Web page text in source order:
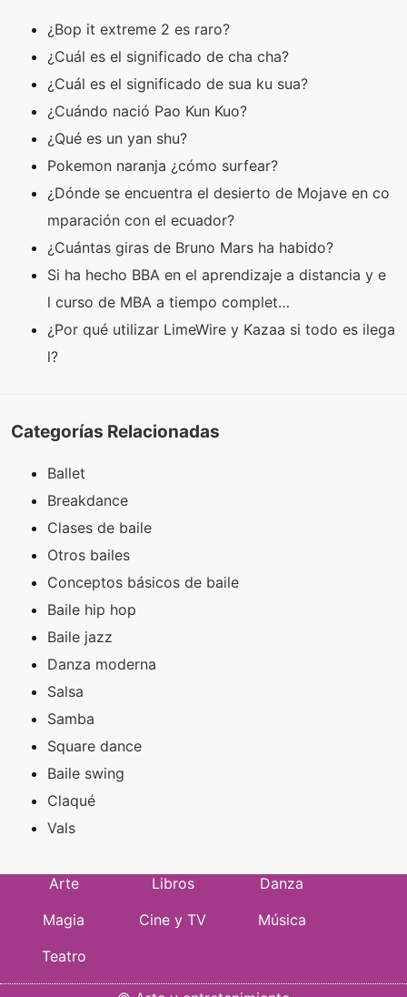
¿Bop it extreme 2 es raro?
¿Cuál es el significado de cha cha?
¿Cuál es el significado de sua ku sua?
¿Cuándo nació Pao Kun Kuo?
¿Qué es un yan shu?
Pokemon naranja ¿cómo surfear?
¿Dónde se encuentra el desierto de Mojave en co
mparación con el ecuador?
¿Cuántas giras de Bruno Mars ha habido?
Si ha hecho BBA en el aprendizaje a distancia y e
l curso de MBA a tiempo complet…
¿Por qué utilizar LimeWire y Kazaa si todo es ilega
l?
Categorías Relacionadas
Ballet
Breakdance
Clases de baile
Otros bailes
Conceptos básicos de baile
Baile hip hop
Baile jazz
Danza moderna
Salsa
Samba
Square dance
Baile swing
Claqué
Vals
Arte Libros
Danza
Magia
Cine y TV
Música
Teatro